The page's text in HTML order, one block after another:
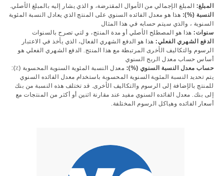
المبلغ: المبلغ الإجمالي من الأموال المقترضة، و الذي يشار إليه بالمبلغ الأصلي.
النسبة (%): هذا هو معدل الفائده السنوي على المنتج الذي يعادل النسبة المئوية
السنوية ، والذي سيتم حسابه في هذا المثال
سنوات: هذا هو المصطلح الأصلي أو مدة المنتج، و لتي تصرح بالسنوات
الدفع الشهري الفعلي: هذا هو الدفع الشهري الفعال، الذي يأخذ في الاعتبار
الرسوم والتكاليف الأخرى المرتبطة مع هذا المنتج. الدفع الشهري الفعلي هو
أساس حساب معدل الربح السنوي
حساب معدل النسبة السنوي (%): معدل النسبة المئوية السنوية المحسوبة (٪):
يتم تحديد النسبة المئوية السنوية المحسوبة باستخدام معدل الفائده السنوي
للمنتج بالإضافة إلى الرسوم والتكاليف الأخرى. قد تختلف هذه النسبة من بنك
إلى بنك. معدل الفائده السنوي مفيد عند مقارنة اثنين أو أكثر من المنتجات مع
أسعار الفائده وهياكل الرسوم المختلفة.